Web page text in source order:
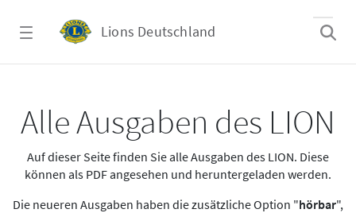
Lions Deutschland
Alle Ausgaben des LION
Auf dieser Seite finden Sie alle Ausgaben des LION. Diese
können als PDF angesehen und heruntergeladen werden.
Die neueren Ausgaben haben die zusätzliche Option "hörbar",